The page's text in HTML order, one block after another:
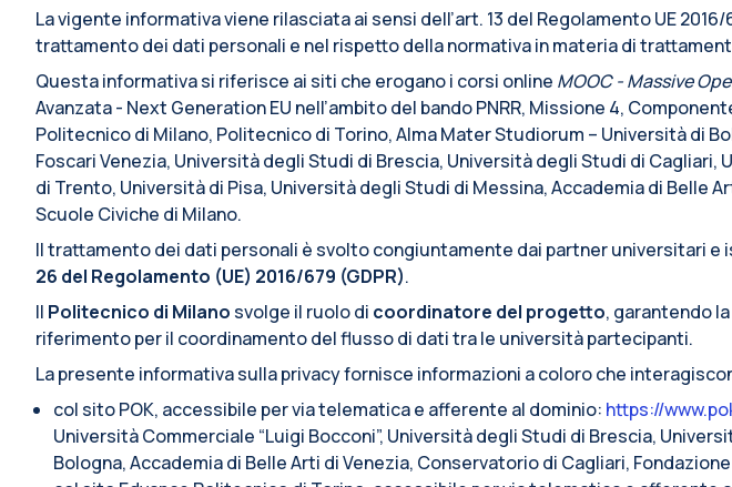
La vigente informativa viene rilasciata ai sensi dell’art. 13 del Regolamento UE
trattamento dei dati personali e nel rispetto della normativa in materia di
Questa informativa si riferisce ai siti che erogano i corsi online MOOC - Massive
Avanzata - Next Generation EU nell’ambito del bando PNRR, Missione 4,
Politecnico di Milano, Politecnico di Torino, Alma Mater Studiorum – Università di
Foscari Venezia, Università degli Studi di Brescia, Università degli Studi di
di Trento, Università di Pisa, Università degli Studi di Messina, Accademia di Belle
Scuole Civiche di Milano.
Il trattamento dei dati personali è svolto congiuntamente dai partner universitari
26 del Regolamento (UE) 2016/679 (GDPR).
Il Politecnico di Milano svolge il ruolo di coordinatore del progetto, garantendo
riferimento per il coordinamento del flusso di dati tra le università partecipanti.
La presente informativa sulla privacy fornisce informazioni a coloro che
col sito POK, accessibile per via telematica e afferente al dominio: https://
Università Commerciale “Luigi Bocconi”, Università degli Studi di Brescia,
Bologna, Accademia di Belle Arti di Venezia, Conservatorio di Cagliari,